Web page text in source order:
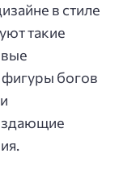
в стиле
такие
богов